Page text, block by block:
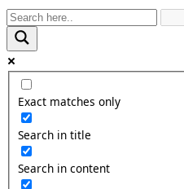
Skip
to
content
Exact matches only
Search in title
Search in content